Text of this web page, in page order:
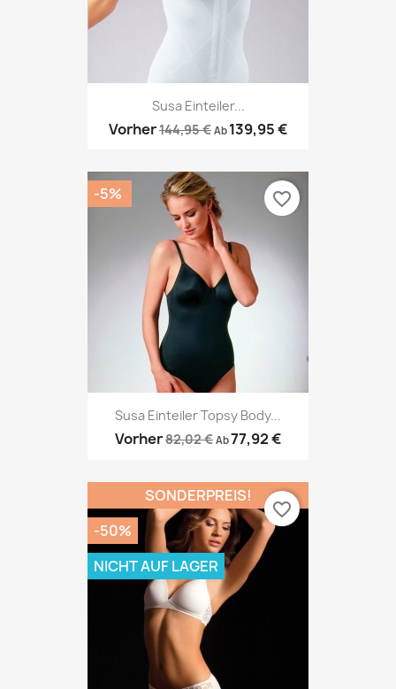
Susa Einteiler...
Vorher144,95 € Ab 139,95 €
Susa Einteiler Topsy Body...
Vorher82,02 € Ab77,92 €
-5% favorite_border
SONDERPREIS!
-50%
NICHT AUF LAGER
favorite_border